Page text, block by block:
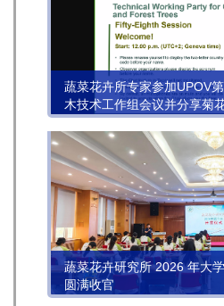
蔬菜花卉所专家参加UPOV
木技术工作组会议并分享菊
用进展
蔬菜花卉研究所 2026 年大
圆满收官